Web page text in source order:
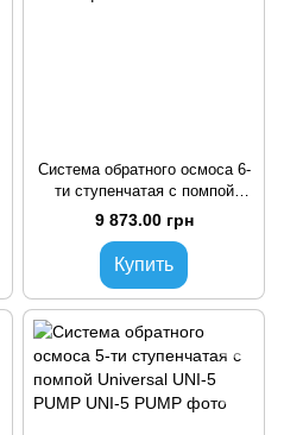
Система обратного осмоса 6-
ти ступенчатая с помпой
Universal
9 873.00 грн
Купить